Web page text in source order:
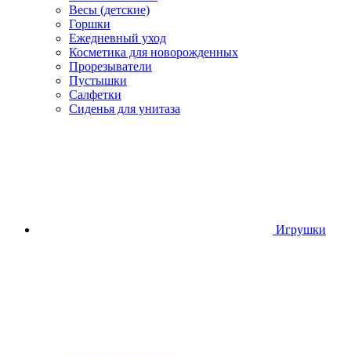
Весы (детские)
Горшки
Ежедневный уход
Косметика для новорожденных
Прорезыватели
Пустышки
Салфетки
Сиденья для унитаза
Игрушки